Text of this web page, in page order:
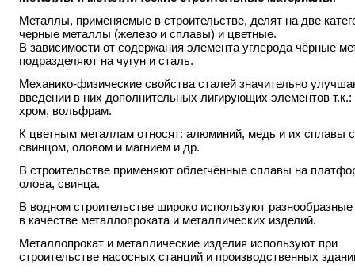
Металлы, применяемые в строительстве, делят на две
черные металлы (железо и сплавы) и цветные.
В зависимости от содержания элемента углерода чёрные
подразделяют на чугун и сталь.
Механико-физические свойства сталей значительно
введении в них дополнительных лигирующих элементов т.к.:
хром, вольфрам.
К цветным металлам относят: алюминий, медь и их сплавы
свинцом, оловом и магнием и др.
В строительстве применяют облегчённые сплавы на
олова, свинца.
В водном строительстве широко используют
в качестве металлопроката и металлических изделий.
Металлопрокат и металлические изделия используют при
строительстве насосных станций и производственных